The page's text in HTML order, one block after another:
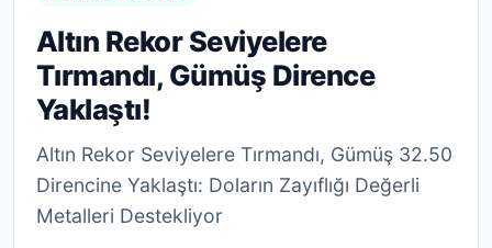
Altın Rekor Seviyelere
Tırmandı, Gümüş Dirence
Yaklaştı!
Altın Rekor Seviyelere Tırmandı, Gümüş 32.50
Direncine Yaklaştı: Doların Zayıflığı Değerli
Metalleri Destekliyor